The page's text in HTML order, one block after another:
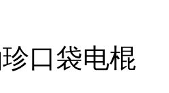
口袋电棍